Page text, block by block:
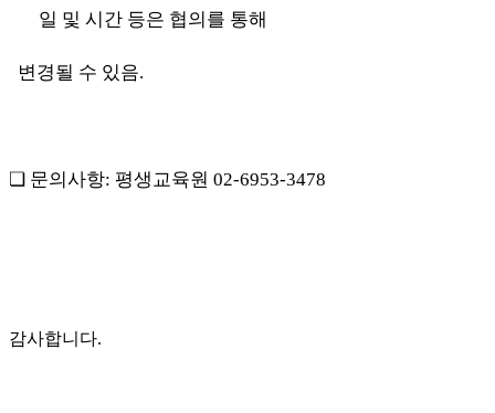
일 및 시간 등은 협의를 통해
변경될 수 있음.
❏ 문의사항: 평생교육원 02-6953-3478
감사합니다.